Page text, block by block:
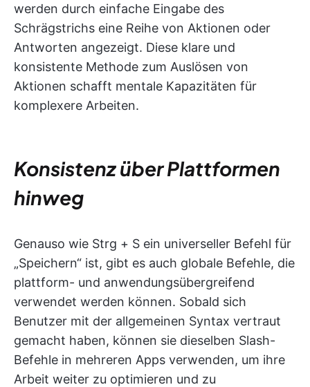
werden durch einfache Eingabe des
Schrägstrichs eine Reihe von Aktionen oder
Antworten angezeigt. Diese klare und
konsistente Methode zum Auslösen von
Aktionen schafft mentale Kapazitäten für
komplexere Arbeiten.
Konsistenz über Plattformen
hinweg
Genauso wie Strg + S ein universeller Befehl für
„Speichern“ ist, gibt es auch globale Befehle, die
plattform- und anwendungsübergreifend
verwendet werden können. Sobald sich
Benutzer mit der allgemeinen Syntax vertraut
gemacht haben, können sie dieselben Slash-
Befehle in mehreren Apps verwenden, um ihre
Arbeit weiter zu optimieren und zu